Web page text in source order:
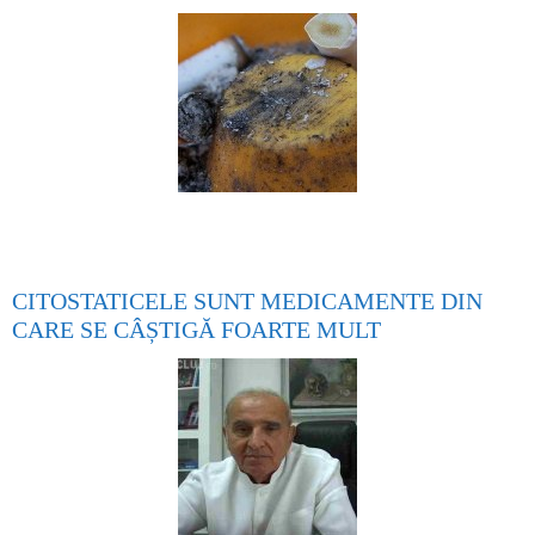
CITOSTATICELE SUNT MEDICAMENTE DIN
CARE SE CÂȘTIGĂ FOARTE MULT